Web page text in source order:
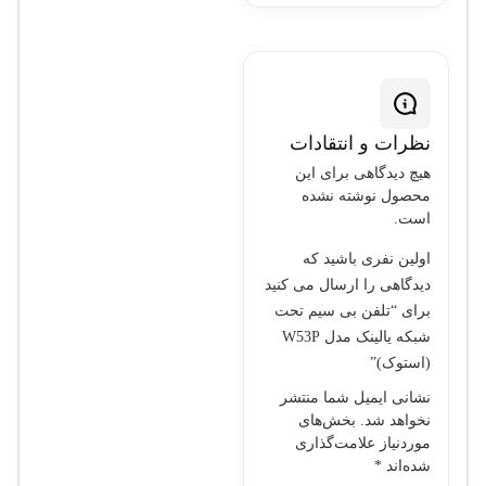
قابلیت‌ها:
کنفرانس صوتی:
بله، کنفرانس
انتظار تماس:
بله
دفترچه تلفن
داخلی:ذخیره‌سازی
تا 500 شماره
ویژگی‌های
امنیتی:
نظرات و انتقادات
هیچ دیدگاهی برای این
محصول نوشته نشده
است.
اولین نفری باشید که
دیدگاهی را ارسال می کنید
برای “تلفن بی سیم تحت
شبکه یالینک مدل W53P
(استوک)”
نشانی ایمیل شما منتشر
نخواهد شد.
بخش‌های
موردنیاز علامت‌گذاری
شده‌اند *